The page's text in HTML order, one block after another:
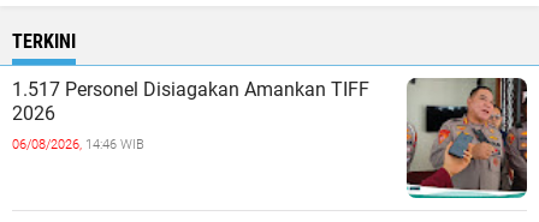
TERKINI
1.517 Personel Disiagakan Amankan TIFF
2026
06/08/2026, 14:46 WIB